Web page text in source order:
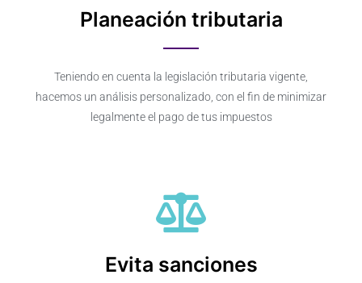
Planeación tributaria
Teniendo en cuenta la legislación tributaria vigente,
hacemos un análisis personalizado, con el fin de minimizar
legalmente el pago de tus impuestos
Evita sanciones